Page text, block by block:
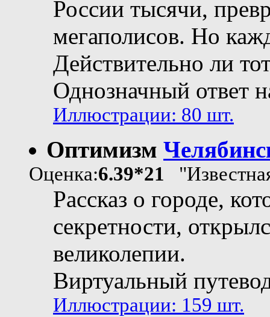
России тысячи,
мегаполисов. Но
Действительно ли
Однозначный ответ
Иллюстрации: 80 шт.
Оптимизм
Оценка:6.39*21
Рассказ о городе,
секретности,
великолепии.
Виртуальный
Иллюстрации: 159 шт.